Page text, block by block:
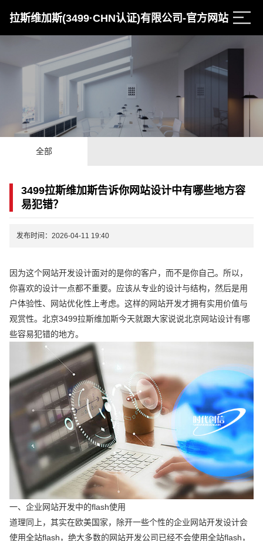
拉斯维加斯(3499·CHN认证)有限公司-官方网站
全部
3499拉斯维加斯告诉你网站设计中有哪些地方容
易犯错？
发布时间：2026-04-11 19:40
因为这个网站开发设计面对的是你的客户，而不是你自己。所以，
你喜欢的设计一点都不重要。应该从专业的设计与结构，然后是用
户体验性、网站优化性上考虑。这样的网站开发才拥有实用价值与
观赏性。北京3499拉斯维加斯今天就跟大家说说北京网站设计有哪
些容易犯错的地方。
一、企业网站开发中的flash使用
道理同上，其实在欧美国家，除开一些个性的企业网站开发设计会
使用全站flash，绝大多数的网站开发公司已经不会使用全站flash，